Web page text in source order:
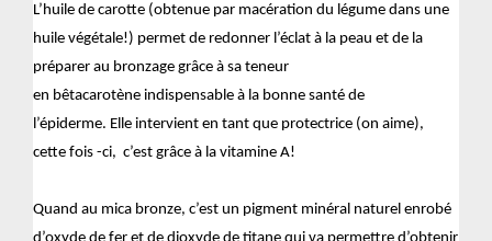
L’huile de carotte (obtenue par macération du légume dans une
huile végétale!) permet de redonner l’éclat à la peau et de la
préparer au bronzage grâce à sa teneur
en bêtacarotène indispensable à la bonne santé de
l’épiderme. Elle intervient en tant que protectrice (on aime),
cette fois -ci, c’est grâce à la vitamine A!
Quand au mica bronze, c’est un pigment minéral naturel enrobé